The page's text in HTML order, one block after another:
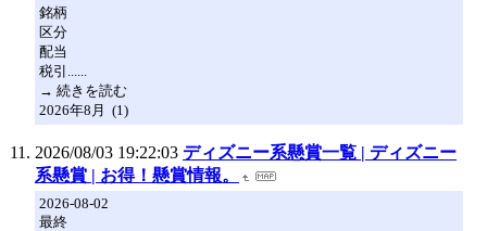
銘柄
区分
配当
税引......
→ 続きを読む
2026年8月 (1)
2026/08/03 19:22:03 ディズニー系懸賞一覧 | ディズニー
系懸賞 | お得！懸賞情報。
2026-08-02
最終